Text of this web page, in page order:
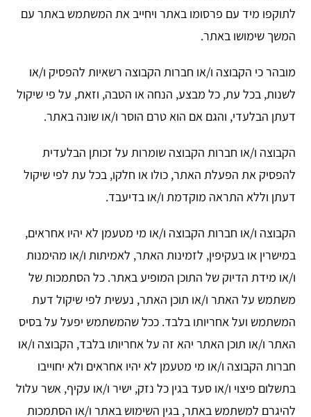
לתוקפו מיד עם פרסומו באתר ויחייב את המשתמש באתר עם
המשך שימושו באתר.
מובהר כי הקבוצה ו/או חברות הקבוצה רשאיות להפסיק ו/או
לשנות, בכל עת, כל מבצע, הנחה או הטבה, וזאת, על פי שיקול
דעתן הבלעדי, והגם אם הוא טרם הוסר ו/או שונה באתר.
הקבוצה ו/או חברות הקבוצה שומרות על זכותן הבלעדית
להפסיק את הפעלת האתר, כולו או חלקו, בכל עת לפי שיקול
דעתן וללא התראה מוקדמת ו/או בדיעבד.
הקבוצה ו/או חברות הקבוצה ו/או מי מטעמן לא יהיו אחראים,
במישרין או בעקיפין, לזמינות האתר, לאמיתות ו/או מהימנות
ו/או מידת הדיוק של התוכן המופיע באתר. כל הסתמכות של
משתמש על האתר ו/או תוכן האתר, נעשית לפי שיקול דעת
המשתמש ועל אחריותו בלבד. ככל שהמשתמש יפעל על בסיס
האתר ו/או תוכן האתר יהא זה על אחריותו בלבד, הקבוצה ו/או
חברות הקבוצה ו/או מי מטעמן לא יהיו אחראים ולא יחוייבו
בתשלום פיצוי ו/או סעד בגין כל נזק, ישיר ו/או עקיף, אשר עלול
להיגרם למשתמש באתר, בגין השימוש באתר ו/או הסתמכות